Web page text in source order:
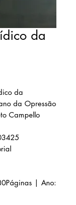
da
da
da Opressão
Campello
Páginas | Ano: